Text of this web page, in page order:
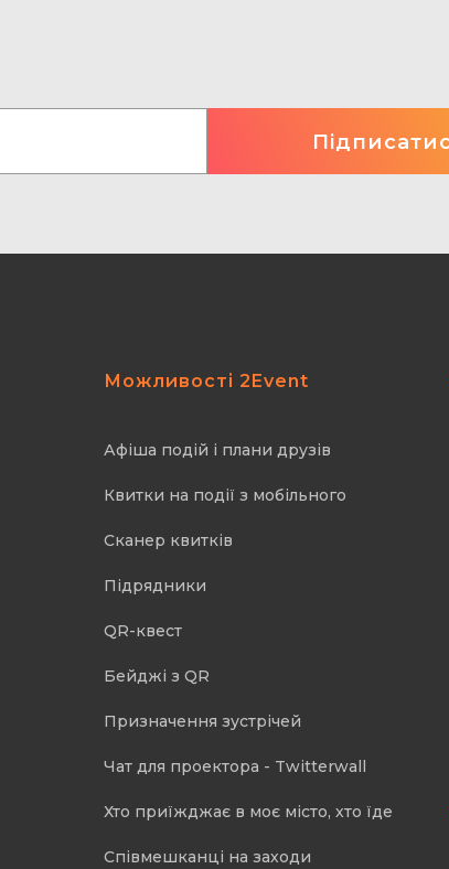
Можливості 2Event
Афіша подій і плани друзів
Квитки на події з мобільного
Cканер квитків
Підрядники
QR-квест
Бейджі з QR
Призначення зустрічей
Чат для проектора - Twitterwall
Хто приїжджає в моє місто, хто їде
Співмешканці на заходи